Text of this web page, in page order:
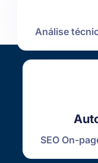
Análise
SEO On-